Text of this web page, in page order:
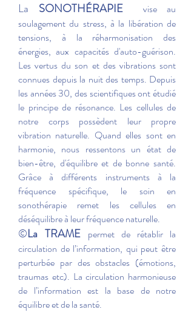
La SONOTHÉRAPIE
vise au
soulagement du stress, à la libération de
tensions, à la réharmonisation des
énergies, aux capacités d'auto-guérison.
Les vertus du son et des vibrations sont
connues depuis la nuit des temps. Depuis
les années 30, des scientifiques ont étudié
le principe de résonance. Les cellules de
notre corps possèdent leur propre
vibration naturelle. Quand elles sont en
harmonie, nous ressentons un état de
bien-être, d'équilibre et de bonne santé.
Grâce à différents instruments à la
fréquence spécifique, le soin en
sonothérapie remet les cellules en
déséquilibre à leur fréquence naturelle.
©La TRAME permet de rétablir la
circulation de l’information, qui peut être
perturbée par des obstacles (émotions,
traumas etc). La circulation harmonieuse
de l’information est la base de notre
équilibre et de la santé.